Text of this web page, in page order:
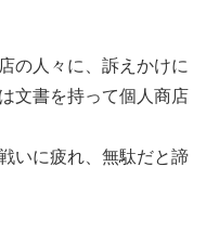
の人々に、訴えかけに
文書を持って個人商店
いに疲れ、無駄だと諦